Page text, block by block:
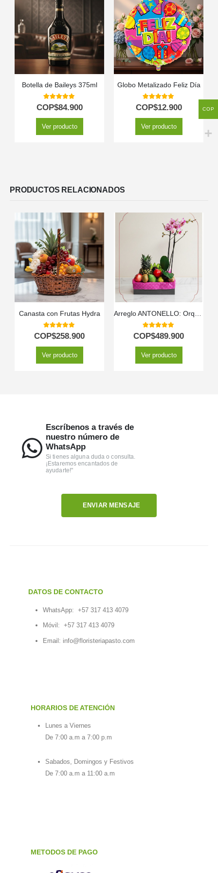
Botella de Baileys 375ml
5.00out of 5
COP$84.900
Ver producto
Globo Metalizado Feliz Día
5.00out of 5
COP$12.900
Ver producto
PRODUCTOS RELACIONADOS
Canasta con Frutas Hydra
5.00out of 5
COP$258.900
Ver producto
5.00out of 5
COP$489.900
Ver producto
Escríbenos a través de
nuestro número de
WhatsApp
Si tienes alguna duda o consulta.
¡Estaremos encantados de
ayudarte!"
ENVIAR MENSAJE
DATOS DE CONTACTO
WhatsApp: +57 317 413 4079
Móvil: +57 317 413 4079
Email: info@floristeriapasto.com
HORARIOS DE ATENCIÓN
Lunes a Viernes
De 7:00 a.m a 7:00 p.m
Sabados, Domingos y Festivos
De 7:00 a.m a 11:00 a.m
METODOS DE PAGO
COP